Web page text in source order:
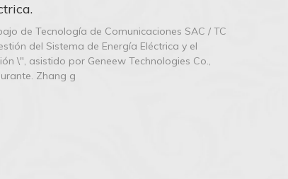
de Tecnología de Comunicaciones SAC / TC
del Sistema de Energía Eléctrica y el
\", asistido por Geneew Technologies Co.,
Zhang g